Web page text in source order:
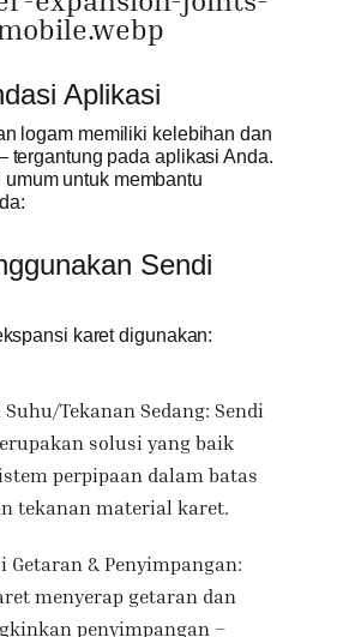
Aplikasi
logam memiliki kelebihan dan
tergantung pada aplikasi Anda.
untuk membantu
Sendi
karet digunakan:
Tekanan Sedang: Sendi
solusi yang baik
perpipaan dalam batas
tekanan material karet.
Getaran & Penyimpangan:
menyerap getaran dan
penyimpangan –